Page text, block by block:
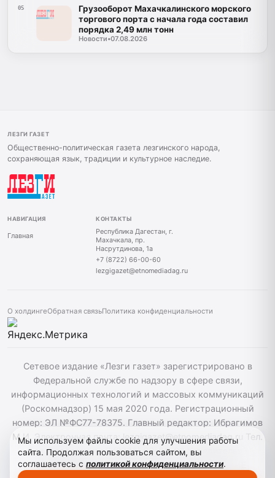
05
Грузооборот Махачкалинского морского
торгового порта с начала года составил
порядка 2,49 млн тонн
Новости•07.08.2026
ЛЕЗГИ ГАЗЕТ
Общественно-политическая газета лезгинского народа,
сохраняющая язык, традиции и культурное наследие.
НАВИГАЦИЯ
Главная
КОНТАКТЫ
Республика Дагестан, г.
Махачкала, пр.
Насрутдинова, 1а
+7 (8722) 66-00-60
lezgigazet@etnomediadag.ru
О холдингеОбратная связьПолитика конфиденциальности
Сетевое издание «Лезги газет» зарегистрировано в
Федеральной службе по надзору в сфере связи,
информационных технологий и массовых коммуникаций
(Роскомнадзор) 15 мая 2020 года. Регистрационный
номер: ЭЛ №ФС77-78375. Главный редактор: Ибрагимов
М.И. Электронная почта: lezgigazet@etnomediadag.ru Тел.
гл. редактора: +7 (8722) 66-00-60 Учредитель:
ГОСУДАРСТВЕННОЕ БЮДЖЕТНОЕ УЧРЕЖДЕНИЕ
Мы используем файлы cookie для улучшения работы
сайта. Продолжая пользоваться сайтом, вы
соглашаетесь с политикой конфиденциальности.